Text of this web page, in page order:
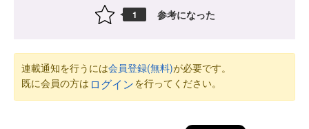
1 参考になった
連載通知を行うには会員登録(無料)が必要です。
既に会員の方は ログインを行ってください。